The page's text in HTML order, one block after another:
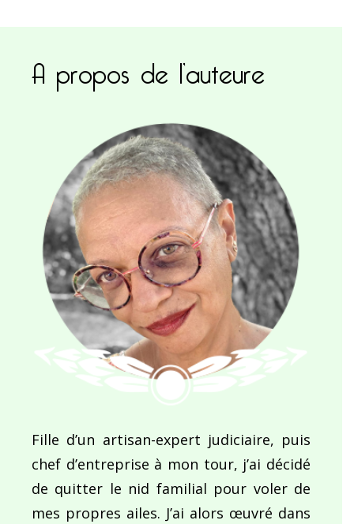
A propos de l’auteure
Fille d’un artisan-expert judiciaire, puis
chef d’entreprise à mon tour, j’ai décidé
de quitter le nid familial pour voler de
mes propres ailes. J’ai alors œuvré dans